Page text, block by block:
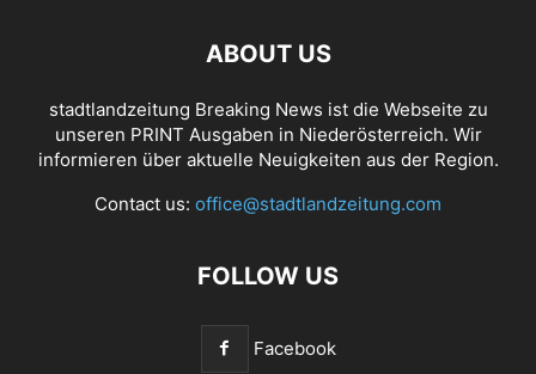
ABOUT US
stadtlandzeitung Breaking News ist die Webseite zu
unseren PRINT Ausgaben in Niederösterreich. Wir
informieren über aktuelle Neuigkeiten aus der Region.
Contact us: office@stadtlandzeitung.com
FOLLOW US
Facebook